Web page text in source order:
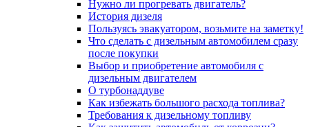
Нужно ли прогревать двигатель?
История дизеля
Пользуясь эвакуатором, возьмите на заметку!
Что сделать с дизельным автомобилем сразу
после покупки
Выбор и приобретение автомобиля с
дизельным двигателем
О турбонаддуве
Как избежать большого расхода топлива?
Требования к дизельному топливу